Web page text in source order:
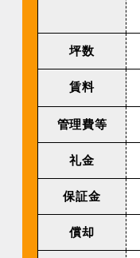
坪数
賃料
管理費等
礼金
保証金
償却